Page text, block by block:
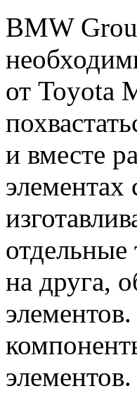
BMW
от Toyota
и вместе
на друга,
элементов.